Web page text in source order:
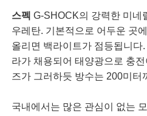
스펙 G-SHOCK의 강력한 미네
우레탄. 기본적으로 어두운 곳
올리면 백라이트가 점등됩니다
라가 채용되어 태양광으로 충
즈가 그러하듯 방수는 200미터
국내에서는 많은 관심이 없는